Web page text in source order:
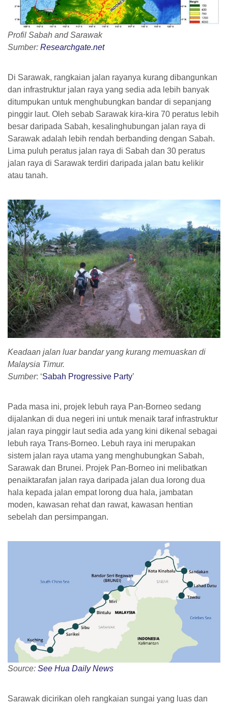
Profil Sabah and Sarawak
Sumber: Researchgate.net
Di Sarawak, rangkaian jalan rayanya kurang dibangunkan
dan infrastruktur jalan raya yang sedia ada lebih banyak
ditumpukan untuk menghubungkan bandar di sepanjang
pinggir laut. Oleh sebab Sarawak kira-kira 70 peratus lebih
besar daripada Sabah, kesalinghubungan jalan raya di
Sarawak adalah lebih rendah berbanding dengan Sabah.
Lima puluh peratus jalan raya di Sabah dan 30 peratus
jalan raya di Sarawak terdiri daripada jalan batu kelikir
atau tanah.
Keadaan jalan luar bandar yang kurang memuaskan di
Malaysia Timur.
Sumber: ‘Sabah Progressive Party’
Pada masa ini, projek lebuh raya Pan-Borneo sedang
dijalankan di dua negeri ini untuk menaik taraf infrastruktur
jalan raya pinggir laut sedia ada yang kini dikenal sebagai
lebuh raya Trans-Borneo. Lebuh raya ini merupakan
sistem jalan raya utama yang menghubungkan Sabah,
Sarawak dan Brunei. Projek Pan-Borneo ini melibatkan
penaiktarafan jalan raya daripada jalan dua lorong dua
hala kepada jalan empat lorong dua hala, jambatan
moden, kawasan rehat dan rawat, kawasan hentian
sebelah dan persimpangan.
Source: See Hua Daily News
Sarawak dicirikan oleh rangkaian sungai yang luas dan